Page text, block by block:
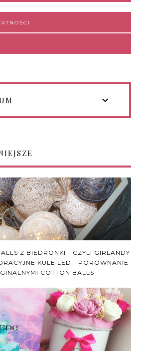
Z BIEDRONKI - CZYLI GIRLANDY
KULE LED - PORÓWNANIE
COTTON BALLS